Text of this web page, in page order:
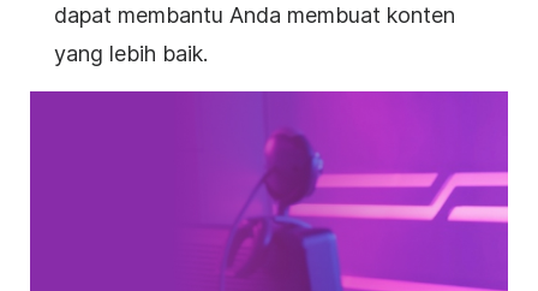
dapat membantu Anda membuat konten
yang lebih baik.